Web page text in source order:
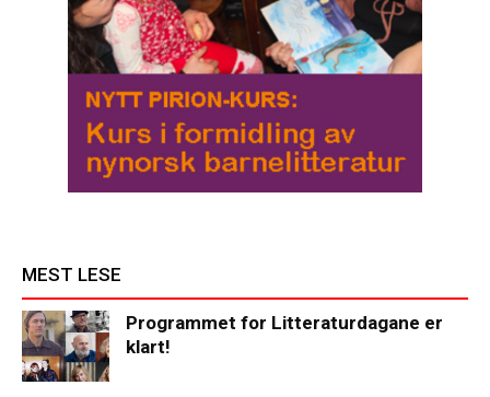
MEST LESE
Programmet for Litteraturdagane er
klart!